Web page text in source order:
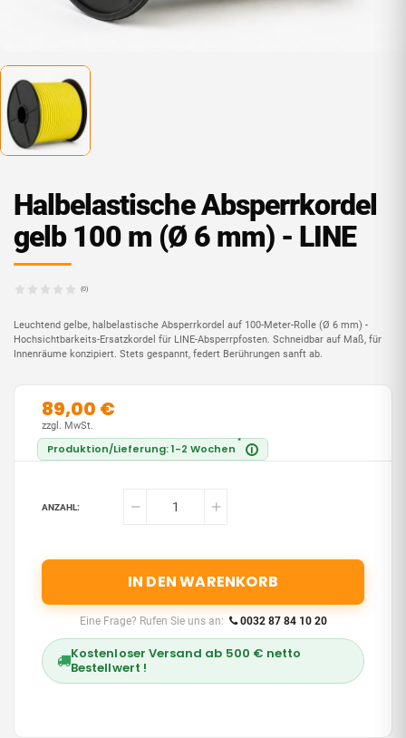
Halbelas­tische Absperrkordel
gelb 100 m (Ø 6 mm) - LINE
(0)
Leuchtend gelbe, halbela­stische Absperrkordel auf 100-Meter-Rolle (Ø 6 mm) -
Hochsichtbarkeits-Ersatzkordel für LINE-Absperrpfosten. Schneidbar auf Maß, für
Innenräume konzipiert. Stets gespannt, federt Berührungen sanft ab.
89,00 €
Produktion/Lieferung: 1-2 Wochen *
i
zzgl. MwSt.
ANZAHL:
IN DEN WARENKORB
Eine Frage? Rufen Sie uns an: 0032 87 84 10 20
Kostenloser Versand ab 500 € netto
Bestellwert !